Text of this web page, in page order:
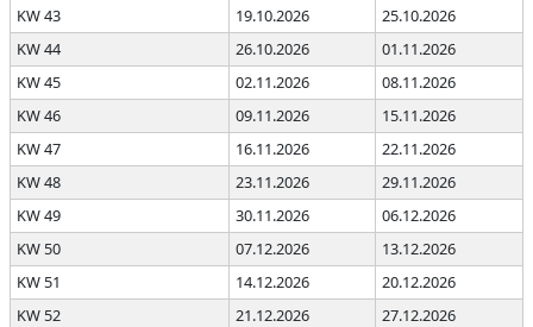
KW 43
19.10.2026
25.10.2026
KW 44
26.10.2026
01.11.2026
KW 45
02.11.2026
08.11.2026
KW 46
09.11.2026
15.11.2026
KW 47
16.11.2026
22.11.2026
KW 48
23.11.2026
29.11.2026
KW 49
30.11.2026
06.12.2026
KW 50
07.12.2026
13.12.2026
KW 51
14.12.2026
20.12.2026
KW 52
21.12.2026
27.12.2026